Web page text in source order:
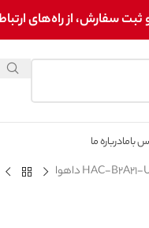
سفارش، از راه‌های
بامادرباره ما